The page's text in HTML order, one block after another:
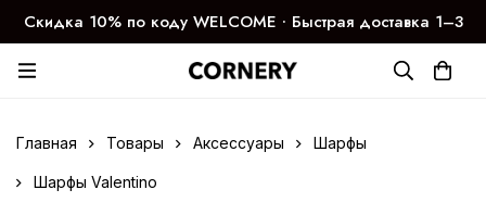
Скидка 10% по коду WELCOME ∙ Быстрая доставка 1–3
дня
Главная Товары Аксессуары Шарфы
Шарфы Valentino